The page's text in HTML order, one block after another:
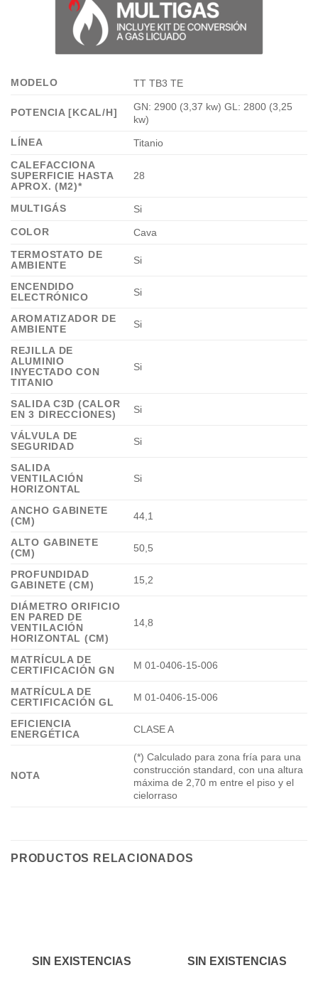
MODELO TT TB3 TE
POTENCIA [KCAL/H]
GN: 2900 (3,37 kw) GL: 2800 (3,25
kw)
LÍNEA
Titanio
CALEFACCIONA
SUPERFICIE HASTA
APROX. (M2)*
28
MULTIGÁS
Si
COLOR
Cava
TERMOSTATO DE
AMBIENTE
Si
ENCENDIDO
ELECTRÓNICO
Si
AROMATIZADOR DE
AMBIENTE
Si
REJILLA DE
ALUMINIO
INYECTADO CON
TITANIO
Si
SALIDA C3D (CALOR
EN 3 DIRECCIONES)
Si
VÁLVULA DE
SEGURIDAD
Si
SALIDA
VENTILACIÓN
HORIZONTAL
Si
ANCHO GABINETE
(CM)
44,1
ALTO GABINETE
(CM)
50,5
PROFUNDIDAD
GABINETE (CM)
15,2
DIÁMETRO ORIFICIO
EN PARED DE
VENTILACIÓN
HORIZONTAL (CM)
14,8
MATRÍCULA DE
CERTIFICACIÓN GN
M 01-0406-15-006
MATRÍCULA DE
CERTIFICACIÓN GL
M 01-0406-15-006
EFICIENCIA
ENERGÉTICA
CLASE A
NOTA
(*) Calculado para zona fría para una
construcción standard, con una altura
máxima de 2,70 m entre el piso y el
cielorraso
PRODUCTOS RELACIONADOS
SIN EXISTENCIAS SIN EXISTENCIAS